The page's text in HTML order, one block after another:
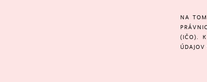
NA
(IČO). K
ÚDAJOV